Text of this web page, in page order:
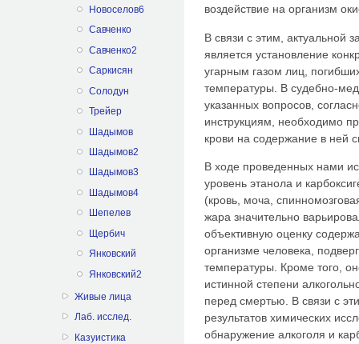
Новоселов6
Савченко
Савченко2
Саркисян
Солодун
Трейер
Шадымов
Шадымов2
Шадымов3
Шадымов4
Шепелев
Щербич
Янковский
Янковский2
Живые лица
Лаб. исслед.
Казуистика
воздействие на организм
В связи с этим, актуальной
является установление
угарным газом лиц,
температу­ры. В судебно-
указанных вопросов,
инструкциям, необходимо
крови на содержание в ней
В ходе проведенных нами
уровень этанола и
(кровь, моча,
жара значительно
объективную оценку
организме чело­века,
температуры. Кроме того,
истинной степени
перед смертью. В связи с
результатов химических
обнаружение алкоголя и